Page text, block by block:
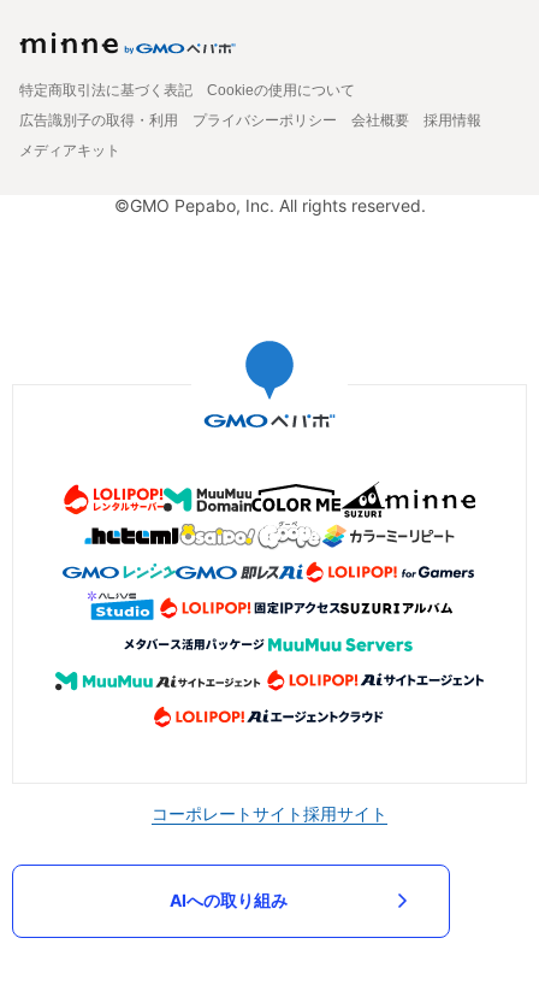
特定商取引法に基づく表記
Cookieの使用について
広告識別子の取得・利用
プライバシーポリシー 会社概要
採用情報
メディアキット
©GMO Pepabo, Inc. All rights reserved.
コーポレートサイト採用サイト
AIへの取り組み